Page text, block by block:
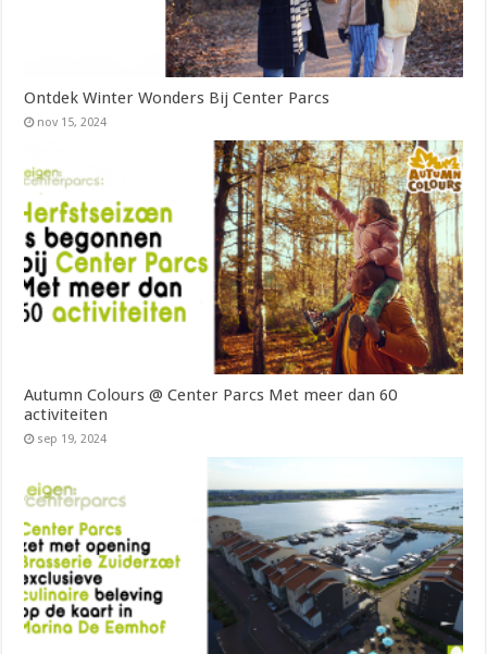
Ontdek Winter Wonders Bij Center Parcs
nov 15, 2024
Autumn Colours @ Center Parcs Met meer dan 60
activiteiten
sep 19, 2024